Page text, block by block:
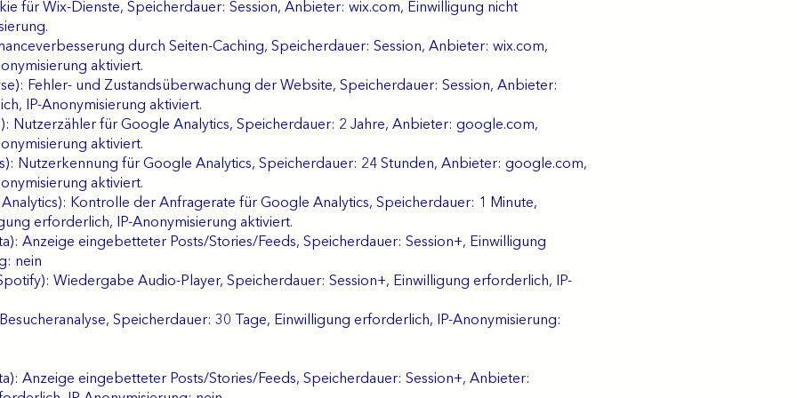
für Wix-Dienste, Speicherdauer: Session, Anbieter: wix.com, Einwilligung nicht
durch Seiten-Caching, Speicherdauer: Session, Anbieter: wix.com,
aktiviert.
Fehler- und Zustandsüberwachung der Website, Speicherdauer: Session, Anbieter:
IP-Anonymisierung aktiviert.
Nutzerzähler für Google Analytics, Speicherdauer: 2 Jahre, Anbieter: google.com,
aktiviert.
Nutzerkennung für Google Analytics, Speicherdauer: 24 Stunden, Anbieter: google.com,
aktiviert.
Kontrolle der Anfragerate für Google Analytics, Speicherdauer: 1 Minute,
erforderlich, IP-Anonymisierung aktiviert.
Anzeige eingebetteter Posts/Stories/Feeds, Speicherdauer: Session+, Einwilligung
nein
Wiedergabe Audio-Player, Speicherdauer: Session+, Einwilligung erforderlich, IP-
Speicherdauer: 30 Tage, Einwilligung erforderlich, IP-Anonymisierung:
Anzeige eingebetteter Posts/Stories/Feeds, Speicherdauer: Session+, Anbieter: